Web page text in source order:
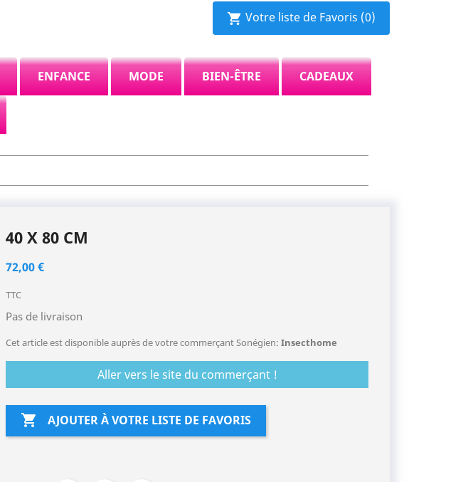
shopping_cart Votre liste de Favoris (0)
ENFANCE MODE BIEN-ÊTRE CADEAUX
40 X 80 CM
72,00 €
TTC
Pas de livraison
Cet article est disponible auprès de votre commerçant Sonégien: Insecthome
Aller vers le site du commerçant !
 AJOUTER À VOTRE LISTE DE FAVORIS